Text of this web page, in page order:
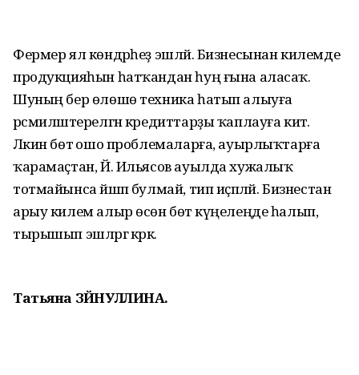
Фермер ял көндәрһеҙ эшләй. Бизнесынан килемде
продукцияһын һатҡандан һуң ғына аласаҡ.
Шуның бер өлөшө техника һатып алыуға
рәсмиләштерелгән кредиттарҙы ҡаплауға китә.
Ләкин бөтә ошо проблемаларға, ауырлыҡтарға
ҡарамаҫтан, Й. Ильясов ауылда хужалыҡ
тотмайынса йәшәп булмай, тип иҫәпләй. Бизнестан
арыу килем алыр өсөн бөтә күңелеңде һалып,
тырышып эшләргә кәрәк.
Татьяна ЗӘЙНУЛЛИНА.